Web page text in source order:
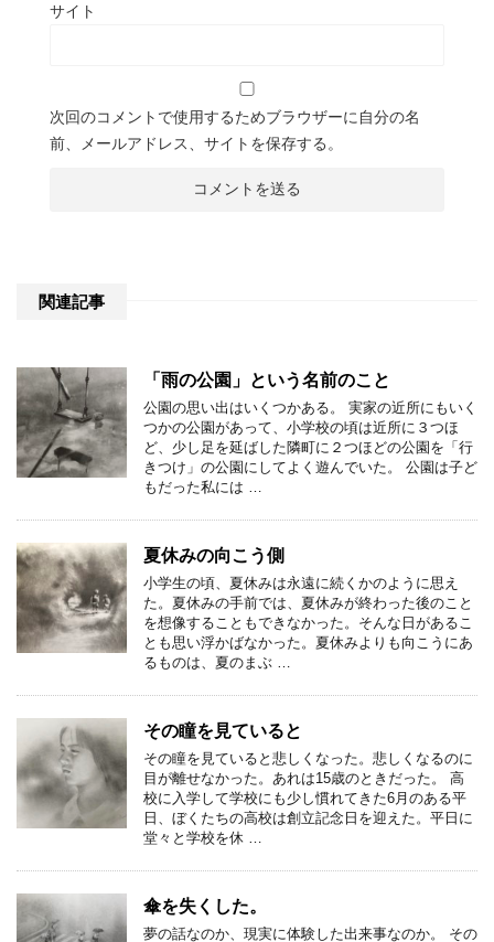
サイト
次回のコメントで使用するためブラウザーに自分の名
前、メールアドレス、サイトを保存する。
関連記事
「雨の公園」という名前のこと
公園の思い出はいくつかある。 実家の近所にもいく
つかの公園があって、小学校の頃は近所に３つほ
ど、少し足を延ばした隣町に２つほどの公園を「行
きつけ」の公園にしてよく遊んでいた。 公園は子ど
もだった私には …
夏休みの向こう側
小学生の頃、夏休みは永遠に続くかのように思え
た。夏休みの手前では、夏休みが終わった後のこと
を想像することもできなかった。そんな日があるこ
とも思い浮かばなかった。夏休みよりも向こうにあ
るものは、夏のまぶ …
その瞳を見ていると
その瞳を見ていると悲しくなった。悲しくなるのに
目が離せなかった。あれは15歳のときだった。 高
校に入学して学校にも少し慣れてきた6月のある平
日、ぼくたちの高校は創立記念日を迎えた。平日に
堂々と学校を休 …
傘を失くした。
夢の話なのか、現実に体験した出来事なのか。 その